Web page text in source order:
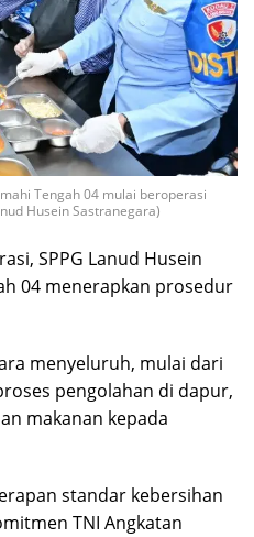
Tengah 04 mulai beroperasi
Husein Sastranegara)
SPPG Lanud Husein
04 menerapkan prosedur
menyeluruh, mulai dari
pengolahan di dapur,
makanan kepada
standar kebersihan
TNI Angkatan